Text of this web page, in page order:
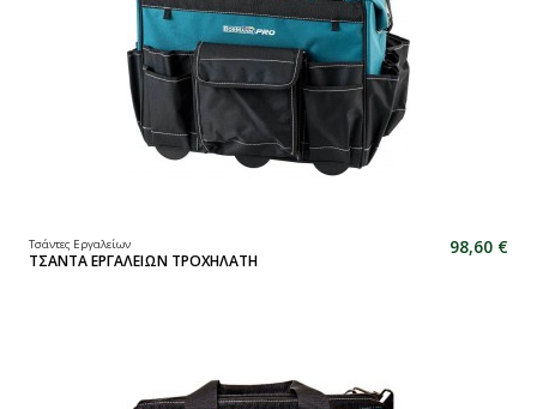
Τσάντες Εργαλείων
ΤΣΑΝΤΑ ΕΡΓΑΛΕΙΩΝ ΤΡΟΧΗΛΑΤΗ
98,60 €